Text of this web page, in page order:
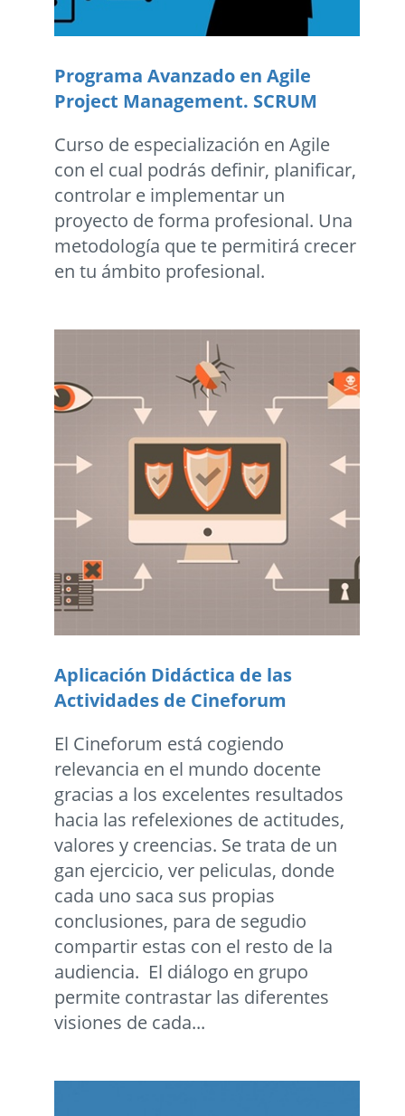
Programa Avanzado en Agile
Project Management. SCRUM
Curso de especialización en Agile
con el cual podrás definir, planificar,
controlar e implementar un
proyecto de forma profesional. Una
metodología que te permitirá crecer
en tu ámbito profesional.
Aplicación Didáctica de las
Actividades de Cineforum
El Cineforum está cogiendo
relevancia en el mundo docente
gracias a los excelentes resultados
hacia las refelexiones de actitudes,
valores y creencias. Se trata de un
gan ejercicio, ver peliculas, donde
cada uno saca sus propias
conclusiones, para de segudio
compartir estas con el resto de la
audiencia. El diálogo en grupo
permite contrastar las diferentes
visiones de cada...